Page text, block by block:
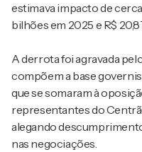
estimava impacto de cerca
bilhões em 2025 e R$
A derrota foi agravada
compõem a base
que se somaram à
representantes do
alegando
nas negociações.